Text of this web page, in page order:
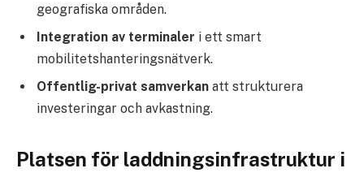
geografiska områden.
Integration av terminaler i ett smart
mobilitetshanteringsnätverk.
Offentlig-privat samverkan att strukturera
investeringar och avkastning.
Platsen för laddningsinfrastruktur i